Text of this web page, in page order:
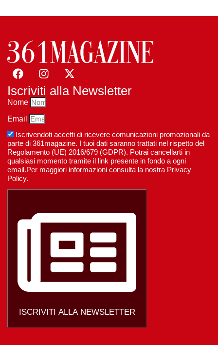
Iscriviti alla Newsletter
Nome
Email
Iscrivendoti accetti di ricevere comunicazioni promozionali da
parte di 361magazine. I tuoi dati saranno trattati nel rispetto del
Regolamento (UE) 2016/679 (GDPR). Potrai cancellarti in
qualsiasi momento tramite il link presente in fondo a ogni
email.Per maggiori informazioni consulta la nostra Privacy
Policy.
ISCRIVITI ALLA NEWSLETTER